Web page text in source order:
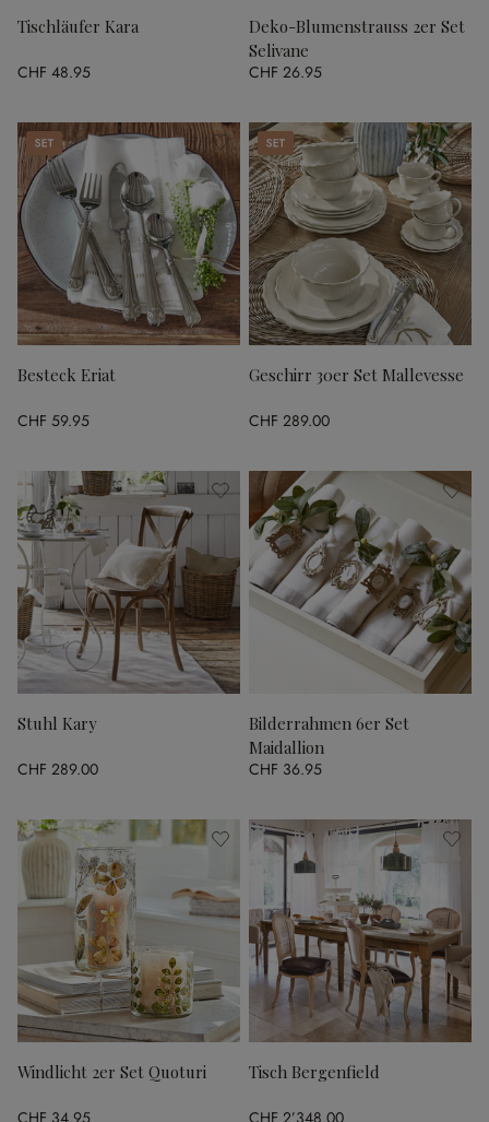
Tischläufer Kara
CHF 48.95
Deko-Blumenstrauss 2er Set
Selivane
CHF 26.95
Set
Besteck Eriat
CHF 59.95
Set
Geschirr 30er Set Mallevesse
CHF 289.00
Stuhl Kary
CHF 289.00
Bilderrahmen 6er Set
Maidallion
CHF 36.95
Windlicht 2er Set Quoturi Tisch Bergenfield